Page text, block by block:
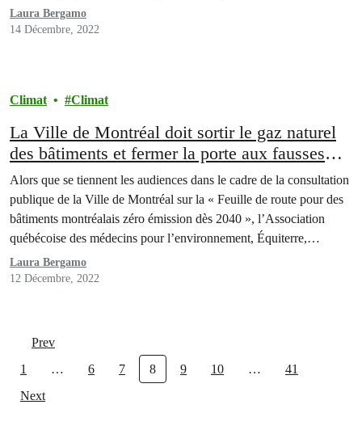
Laura Bergamo
14 Décembre, 2022
Climat Climat
La Ville de Montréal doit sortir le gaz naturel
des bâtiments et fermer la porte aux fausses
solutions proposées par Énergir
Alors que se tiennent les audiences dans le cadre de la consultation
publique de la Ville de Montréal sur la « Feuille de route pour des
bâtiments montréalais zéro émission dès 2040 », l’Association
québécoise des médecins pour l’environnement, Équiterre,
Greenpeace Canada, la Fondation David Suzuki, Nature Québec,
le Regroupement vigilance hydrocarbures Québec, le
Laura Bergamo
12 Décembre, 2022
Prev
1
… 6 7 8 9 10 …
41
Next